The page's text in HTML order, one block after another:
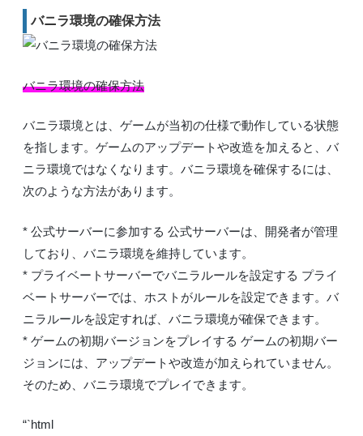
バニラ環境の確保方法
バニラ環境の確保方法
バニラ環境とは、ゲームが当初の仕様で動作している状態
を指します。ゲームのアップデートや改造を加えると、バ
ニラ環境ではなくなります。バニラ環境を確保するには、
次のような方法があります。
* 公式サーバーに参加する 公式サーバーは、開発者が管理
しており、バニラ環境を維持しています。
* プライベートサーバーでバニラルールを設定する プライ
ベートサーバーでは、ホストがルールを設定できます。バ
ニラルールを設定すれば、バニラ環境が確保できます。
* ゲームの初期バージョンをプレイする ゲームの初期バー
ジョンには、アップデートや改造が加えられていません。
そのため、バニラ環境でプレイできます。
“`html